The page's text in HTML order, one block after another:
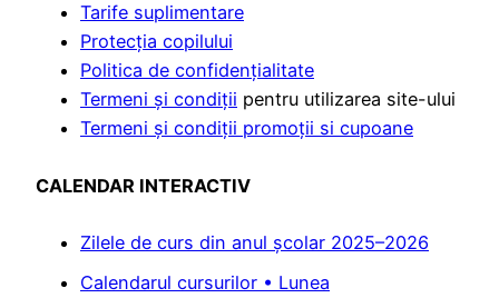
Tarife suplimentare
Protecția copilului
Politica de confidențialitate
Termeni și condiții pentru utilizarea site-ului
Termeni și condiții promoții si cupoane
CALENDAR INTERACTIV
Zilele de curs din anul școlar 2025–2026
Calendarul cursurilor • Lunea